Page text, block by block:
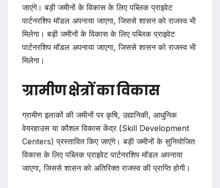
जाएंगे। बड़ी जमीनों के विकास के लिए पब्लिक प्राइवेट
पार्टनरशिप मॉडल अपनाया जाएगा, जिससे शासन को राजस्व भी
मिलेगा। बड़ी जमीनों के विकास के लिए पब्लिक प्राइवेट
पार्टनरशिप मॉडल अपनाया जाएगा, जिससे शासन को राजस्व भी
मिलेगा।
ग्रामीण क्षेत्रों का विकास
ग्रामीण इलाकों की जमीनों पर कृषि, उद्यानिकी, आधुनिक
वेयरहाउस या कौशल विकास केंद्र (Skill Development
Centers) प्रस्तावित किए जाएंगे। बड़ी जमीनों के सुनियोजित
विकास के लिए पब्लिक प्राइवेट पार्टनरशिप मॉडल अपनाया
जाएगा, जिससे शासन को अतिरिक्त राजस्व की प्राप्ति होगी।